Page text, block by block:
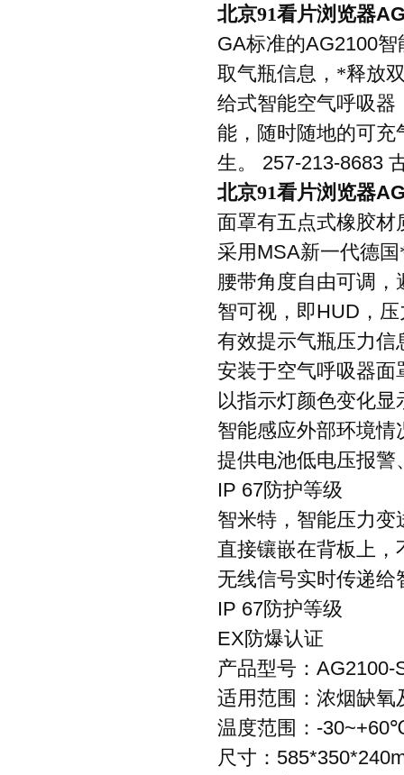
北京91看片浏览器
GA标准的AG2100智
取气瓶信息，*释放
给式智能空气呼吸器
能，随时随地的可充
生。
257-213-8683
北京91看片浏览器
面罩有五点式橡胶材
采用 MSA新一代德
腰带角度自由可调
智可视，即HUD ，
有效提示气瓶压力
安装于空气呼吸器面
以指示灯颜色变化显
智能感应外部环境
提供电池低电压报警
IP 67防护等级
智米特，智能压力变
直接镶嵌在背板上
无线信号实时传递给
IP 67防护等级
EX防爆认证
产品型号： AG2100-
适用范围：浓烟缺氧
温度范围： -30~+60
尺寸：